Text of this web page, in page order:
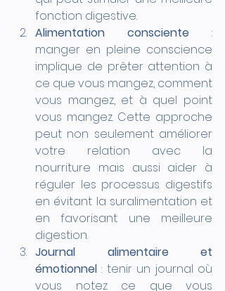
fonction digestive.
Alimentation consciente :
manger en pleine conscience
implique de prêter attention à
ce que vous mangez, comment
vous mangez, et à quel point
vous mangez. Cette approche
peut non seulement améliorer
votre relation avec la
nourriture mais aussi aider à
réguler les processus digestifs
en évitant la suralimentation et
en favorisant une meilleure
digestion.
Journal alimentaire et
émotionnel : tenir un journal où
vous notez ce que vous